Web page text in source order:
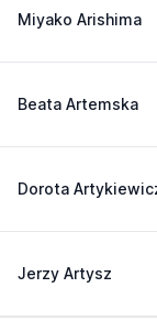
Miyako Arishima
Beata Artemska
Dorota
Jerzy Artysz